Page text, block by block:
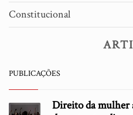
Constitucional
PUBLICAÇÕES
Direito da mulher